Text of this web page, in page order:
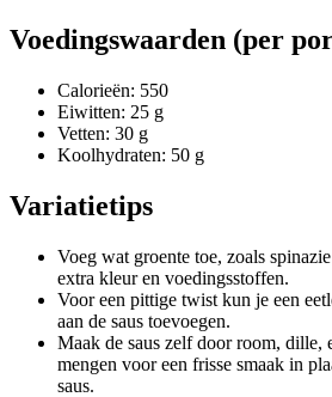
Voedingswaarden (per
Calorieën: 550
Eiwitten: 25 g
Vetten: 30 g
Koolhydraten: 50 g
Variatietips
Voeg wat groente toe, zoals
extra kleur en voedingsstoffen.
Voor een pittige twist kun je een
aan de saus toevoegen.
Maak de saus zelf door room, dille,
mengen voor een frisse smaak in
saus.